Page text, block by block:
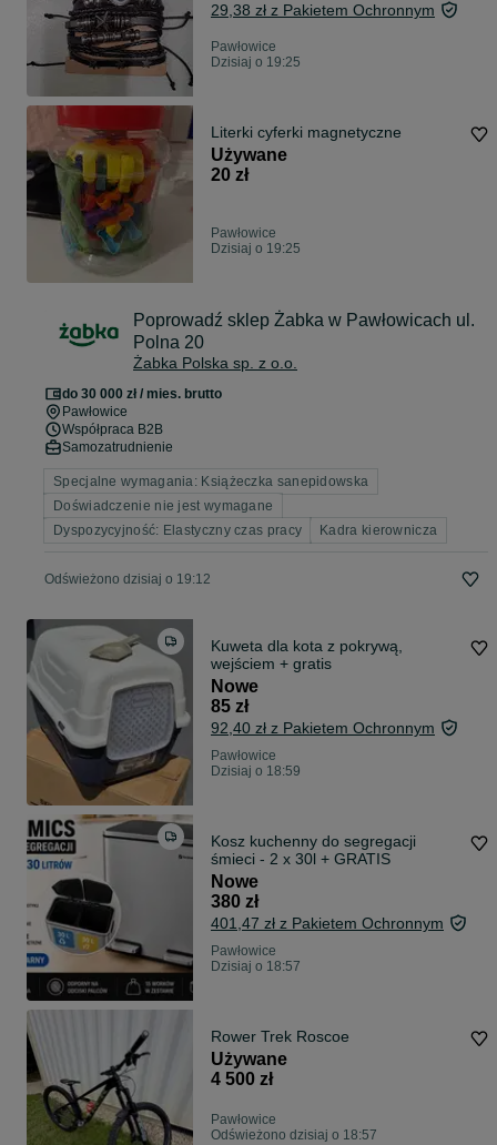
29,38 zł z Pakietem Ochronnym
Pawłowice
Dzisiaj o 19:25
Literki cyferki magnetyczne
Używane
20 zł
Pawłowice
Dzisiaj o 19:25
Poprowadź sklep Żabka w Pawłowicach ul.
Polna 20
Żabka Polska sp. z o.o.
do 30 000 zł / mies. brutto
Pawłowice
Współpraca B2B
Samozatrudnienie
Specjalne wymagania: Książeczka sanepidowska
Doświadczenie nie jest wymagane
Dyspozycyjność: Elastyczny czas pracy
Kadra kierownicza
Odświeżono dzisiaj o 19:12
Kuweta dla kota z pokrywą,
wejściem + gratis
Nowe
85 zł
92,40 zł z Pakietem Ochronnym
Pawłowice
Dzisiaj o 18:59
Kosz kuchenny do segregacji
śmieci - 2 x 30l + GRATIS
Nowe
380 zł
401,47 zł z Pakietem Ochronnym
Pawłowice
Dzisiaj o 18:57
Rower Trek Roscoe
Używane
4 500 zł
Pawłowice
Odświeżono dzisiaj o 18:57